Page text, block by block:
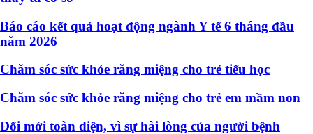
Báo cáo kết quả hoạt động ngành Y tế 6 tháng đầu
năm 2026
Chăm sóc sức khỏe răng miệng cho trẻ tiểu học
Chăm sóc sức khỏe răng miệng cho trẻ em mầm non
Đổi mới toàn diện, vì sự hài lòng của người bệnh